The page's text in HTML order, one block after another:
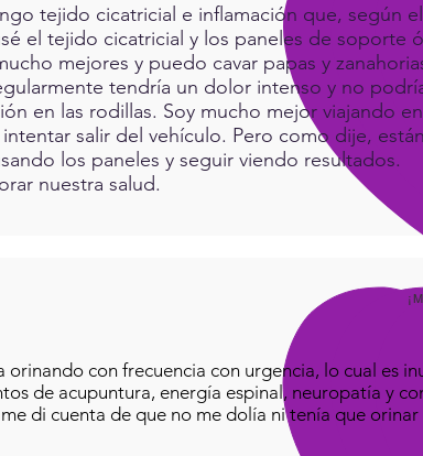
tejido cicatricial e inflamación que, según
el tejido cicatricial y los paneles de soporte
mejores y puedo cavar papas y
tendría un dolor intenso y no
en las rodillas. Soy mucho mejor viajando
salir del vehículo. Pero como dije,
los paneles y seguir viendo resultados.
nuestra salud.
con frecuencia con urgencia, lo cual es
de acupuntura, energía espinal, neuropatía y
di cuenta de que no me dolía ni tenía que